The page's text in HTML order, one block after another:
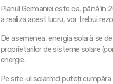
Planul Germaniei este ca, până în
a realiza acest lucru, vor trebui
De asemenea, energia solară se
proprietarilor de sisteme solare
energie.
Pe site-ul solar.md puteți